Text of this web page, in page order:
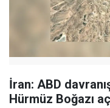
İran: ABD
Hürmüz Boğazı